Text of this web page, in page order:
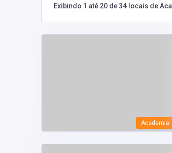
Exibindo 1 até 20 de 34 locais de
Academia